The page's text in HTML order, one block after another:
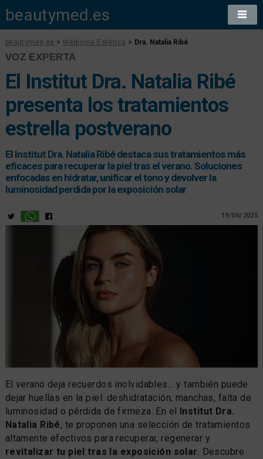
beautymed.es
beautymed.es > Medicina Estética > Dra. Natalia Ribé
VOZ EXPERTA
El Institut Dra. Natalia Ribé
presenta los tratamientos
estrella postverano
El Institut Dra. Natalia Ribé destaca sus tratamientos más
eficaces para recuperar la piel tras el verano. Soluciones
enfocadas en hidratar, unificar el tono y devolver la
luminosidad perdida por la exposición solar
19/06/2025
El verano deja recuerdos inolvidables... y también puede
dejar huellas en la piel: deshidratación, manchas, falta de
luminosidad o pérdida de firmeza. En el
Institut Dra.
Natalia Ribé, te proponen una selección de tratamientos
altamente efectivos para recuperar, regenerar y
revitalizar tu piel tras la exposición solar. Descubre